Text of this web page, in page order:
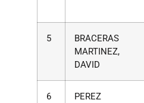
5
BRACERAS
MARTINEZ,
DAVID
6
PEREZ